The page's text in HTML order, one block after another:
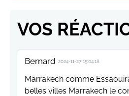
VOS
Bernard 2024-11-27 15:04:18
Marrakech comme
belles villes Marrakech le